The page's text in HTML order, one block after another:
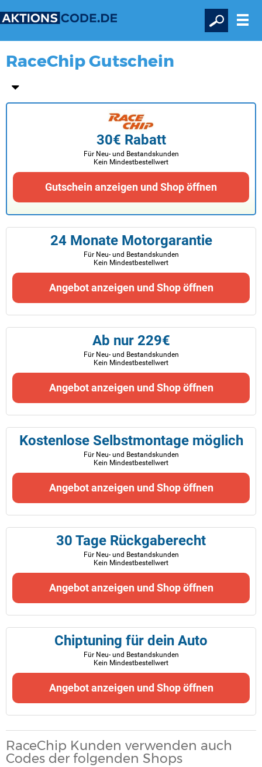
RaceChip Gutschein
30€ Rabatt
Für Neu- und Bestandskunden
Kein Mindestbestellwert
Gutschein anzeigen und Shop öffnen
24 Monate Motorgarantie
Für Neu- und Bestandskunden
Kein Mindestbestellwert
Angebot anzeigen und Shop öffnen
Ab nur 229€
Für Neu- und Bestandskunden
Kein Mindestbestellwert
Angebot anzeigen und Shop öffnen
Kostenlose Selbstmontage möglich
Für Neu- und Bestandskunden
Kein Mindestbestellwert
Angebot anzeigen und Shop öffnen
30 Tage Rückgaberecht
Für Neu- und Bestandskunden
Kein Mindestbestellwert
Angebot anzeigen und Shop öffnen
Chiptuning für dein Auto
Für Neu- und Bestandskunden
Kein Mindestbestellwert
Angebot anzeigen und Shop öffnen
RaceChip Kunden verwenden auch
Codes der folgenden Shops